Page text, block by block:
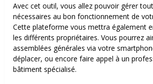
Avec cet outil, vous allez pouvoir gérer
nécessaires au bon fonctionnement de
Cette plateforme vous mettra également
les différents propriétaires. Vous pourrez
assemblées générales via votre
déplacer, ou encore faire appel à un
bâtiment spécialisé.